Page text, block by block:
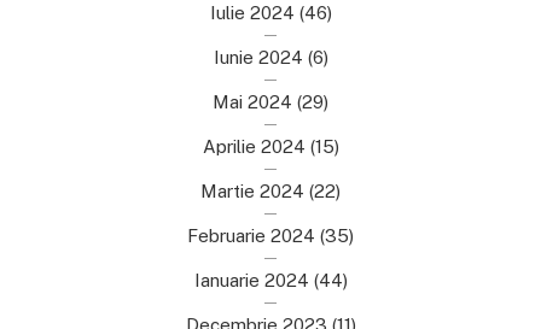
Iulie 2024 (46)
Iunie 2024 (6)
Mai 2024 (29)
Aprilie 2024 (15)
Martie 2024 (22)
Februarie 2024 (35)
Ianuarie 2024 (44)
Decembrie 2023 (11)